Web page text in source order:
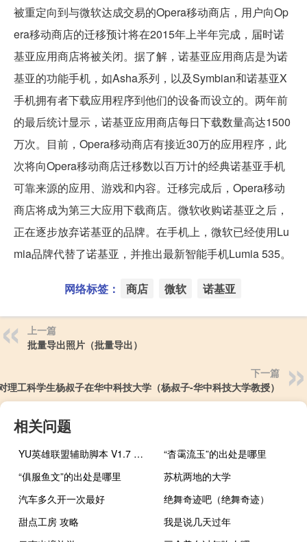
被重定向到与微软达成交易的Opera移动商店，用户向Op
era移动商店的迁移预计将在2015年上半年完成，届时诺
基亚应用商店将被关闭。据了解，诺基亚应用商店是为诺
基亚的功能手机，如Asha系列，以及Symbian和诺基亚X
手机拥有者下载应用程序到他们的设备而设立的。两年前
的最后统计显示，诺基亚应用商店每日下载数量高达1500
万次。目前，Opera移动商店有接近30万的应用程序，此
次将向Opera移动商店迁移数以百万计的经典诺基亚手机
可靠来源的应用、游戏和内容。迁移完成后，Opera移动
商店将成为第三大应用下载商店。微软收购诺基亚之后，
正在逐步放弃诺基亚的品牌。在手机上，微软已经使用Lu
mia品牌代替了诺基亚，并推出最新智能手机Lumia 535。
网络标签： 商店 微软 诺基亚
上一篇
批量导出照片（批量导出）
下一篇
理工科学生杨叔子在华中科技大学（杨叔子-华中科技大学教授）
相关问题
YU英雄联盟辅助脚本 V1.7 绿色免费版（YU英雄联盟辅助脚本 V1.7 绿色免费版功能简介）
“杳霭流玉”的出处是哪里
“俱服鱼文”的出处是哪里
苏杭两地的大学
汽车多久开一次最好
绝舞奇迹吧（绝舞奇迹）
甜点工房 攻略
我是说几天过年